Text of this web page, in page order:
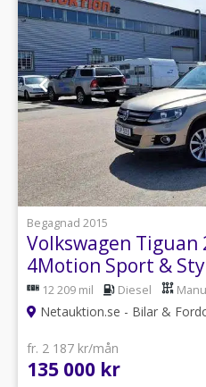
1
Begagnad 2015
Volkswagen Tiguan
4Motion Sport &
12 209 mil Diesel
Netauktion.se - Bilar &
fr. 2 187 kr/mån
135 000 kr